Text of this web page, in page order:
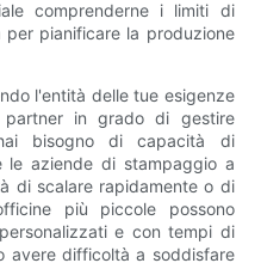
comprenderne i limiti di
pianificare la produzione
l'entità delle tue esigenze
in grado di gestire
bisogno di capacità di
le aziende di stampaggio a
di scalare rapidamente o di
più piccole possono
e con tempi di
avere difficoltà a soddisfare